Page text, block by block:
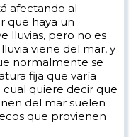
afectando al
que haya un
lluvias, pero no es
viene del mar, y
normalmente se
fija que varía
quiere decir que
del mar suelen
que provienen